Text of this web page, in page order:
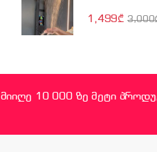
1,499₾ 3,000
მიიღე 10 000 ზე მეტი